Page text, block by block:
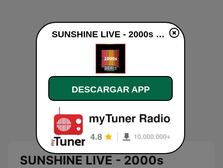
SUNSHINE LIVE - 2000s
SUNSHINE LIVE - 2000s en línea
DESCARGAR APP